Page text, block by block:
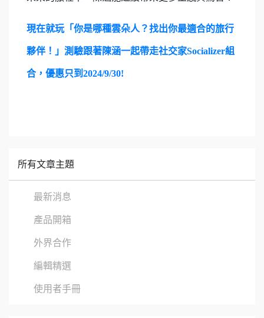
現在就玩「你是哪種雲朵人？找出你最適合的旅行
夥伴！」測驗跟著陳涵一起帶走社交家Socializer組
合，優惠只到2024/9/30!
所有文章主題
最新消息
產品開箱
外界合作
編輯精選
使用者手冊